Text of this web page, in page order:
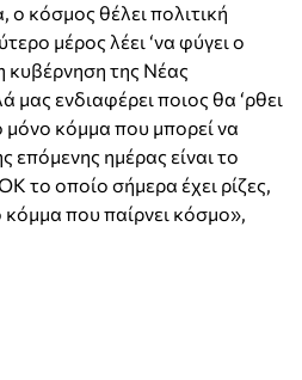
ο κόσμος θέλει πολιτική
μέρος λέει ‘να φύγει ο
κυβέρνηση της Νέας
μας ενδιαφέρει ποιος θα ‘ρθει
μόνο κόμμα που μπορεί να
επόμενης ημέρας είναι το
οποίο σήμερα έχει ρίζες,
κόμμα που παίρνει κόσμο»,